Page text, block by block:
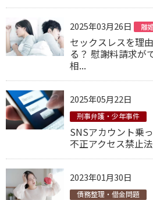
2025年03月26日 離
セックスレスを理
る？ 慰謝料請求が
相...
2025年05月22日
刑事弁護・少年事件
SNSアカウント乗
不正アクセス禁止
2023年01月30日
債務整理・借金問題